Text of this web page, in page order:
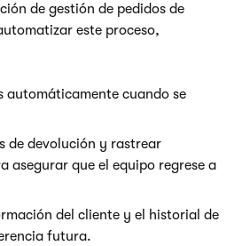
de gestión de pedidos de
este proceso,
automáticamente cuando se
de devolución y rastrear
asegurar que el equipo regrese a
del cliente y el historial de
futura.